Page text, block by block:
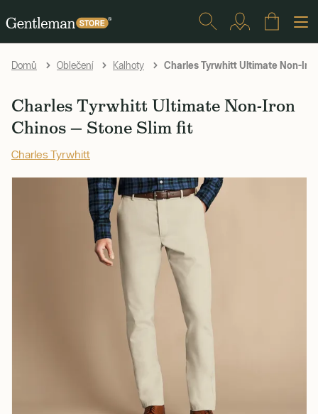
Domů Oblečení Kalhoty Charles Tyrwhitt Ultimate Non-
Charles Tyrwhitt Ultimate Non-Iron
Chinos — Stone Slim fit
Charles Tyrwhitt